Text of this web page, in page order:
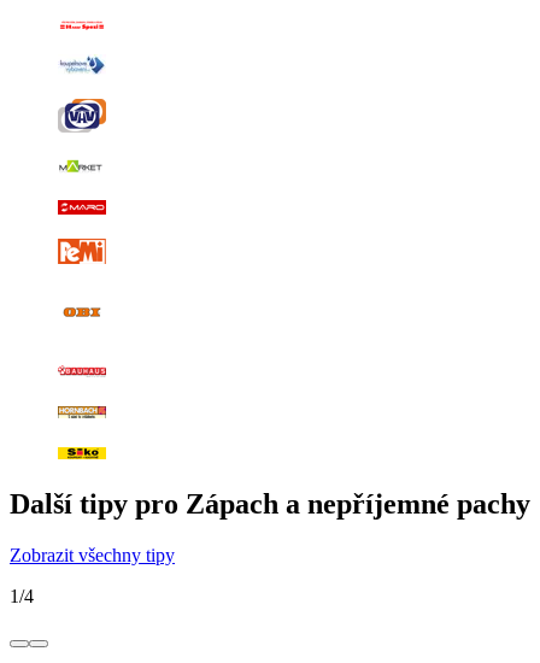
Další tipy pro Zápach a nepříjemné pachy
Zobrazit všechny tipy
1/4